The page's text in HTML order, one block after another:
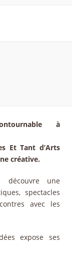
à
Et Tant d’Arts
créative.
découvre une
spectacles
avec les
expose ses